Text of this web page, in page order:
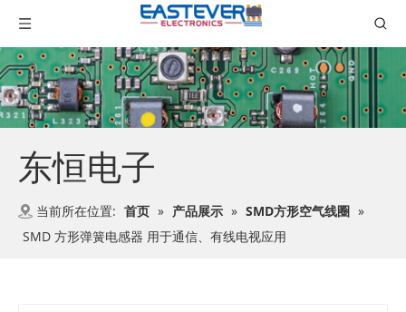
东恒电子
当前所在位置: 首页 » 产品展示 » SMD方形空气线圈 »
SMD 方形弹簧电感器 用于通信、有线电视应用